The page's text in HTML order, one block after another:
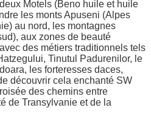
Motels (Beno huile et huile
les monts Apuseni (Alpes
au nord, les montagnes
aux zones de beauté
des métiers traditionnels tels
Tinutul Padurenilor, le
les forteresses daces,
découvrir cela enchanté SW
des chemins entre
de Transylvanie et de la